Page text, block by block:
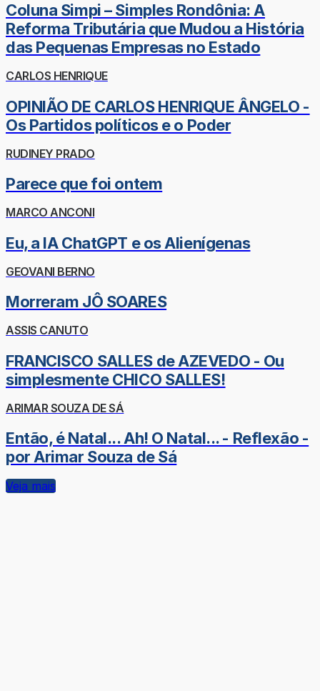
Coluna Simpi – Simples Rondônia: A
Reforma Tributária que Mudou a História
das Pequenas Empresas no Estado
CARLOS HENRIQUE
OPINIÃO DE CARLOS HENRIQUE ÂNGELO -
Os Partidos políticos e o Poder
RUDINEY PRADO
Parece que foi ontem
MARCO ANCONI
Eu, a IA ChatGPT e os Alienígenas
GEOVANI BERNO
Morreram JÔ SOARES
ASSIS CANUTO
FRANCISCO SALLES de AZEVEDO - Ou
simplesmente CHICO SALLES!
ARIMAR SOUZA DE SÁ
Então, é Natal... Ah! O Natal... - Reflexão -
por Arimar Souza de Sá
Veja mais